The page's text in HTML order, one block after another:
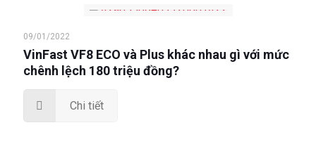
09/01/2022
VinFast VF8 ECO và Plus khác nhau gì với mức
chênh lệch 180 triệu đồng?
Chi tiết